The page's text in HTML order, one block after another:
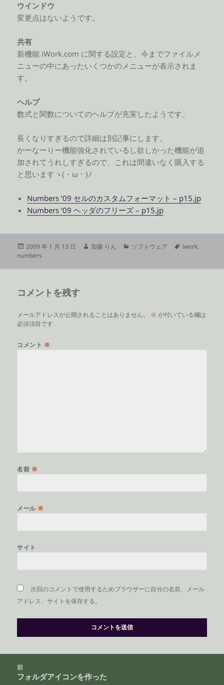
ウインドウ
変更点はないようです。
共有
新機能 iWork.com に関する設定と、今までファイルメ
ニューの中にあったいくつかのメニューが表示されま
す。
ヘルプ
数式と関数についてのヘルプが充実したようです。
長くなりすぎるので詳細は別記事にします。
かーなーりー機能強化されているし欲しかった機能が追
加されてうれしすぎるので、これは間違いなく購入する
と思いますヽ(・ω・)ﾉ
Numbers ‘09 セルのカスタムフォーマット – p15.jp
Numbers ‘09 ヘッダのフリーズ – p15.jp
投
稿
2009 年 1 月 13 日
作
加藤 りん
カ
ソフトウェア
タ
iwork,
numbers
コメントを残す
メールアドレスが公開されることはありません。 ※ が付いている欄は
必須項目です
コメント ※
名前 ※
メール ※
サイト
次回のコメントで使用するためブラウザーに自分の名前、メール
アドレス、サイトを保存する。
前
前
フォルダアイコンを作った